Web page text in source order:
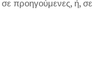
σε προηγούμενες, ή, σε